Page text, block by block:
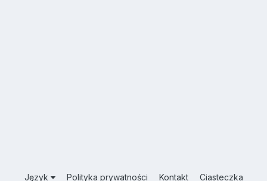
Język Polityka prywatności Kontakt Ciasteczka